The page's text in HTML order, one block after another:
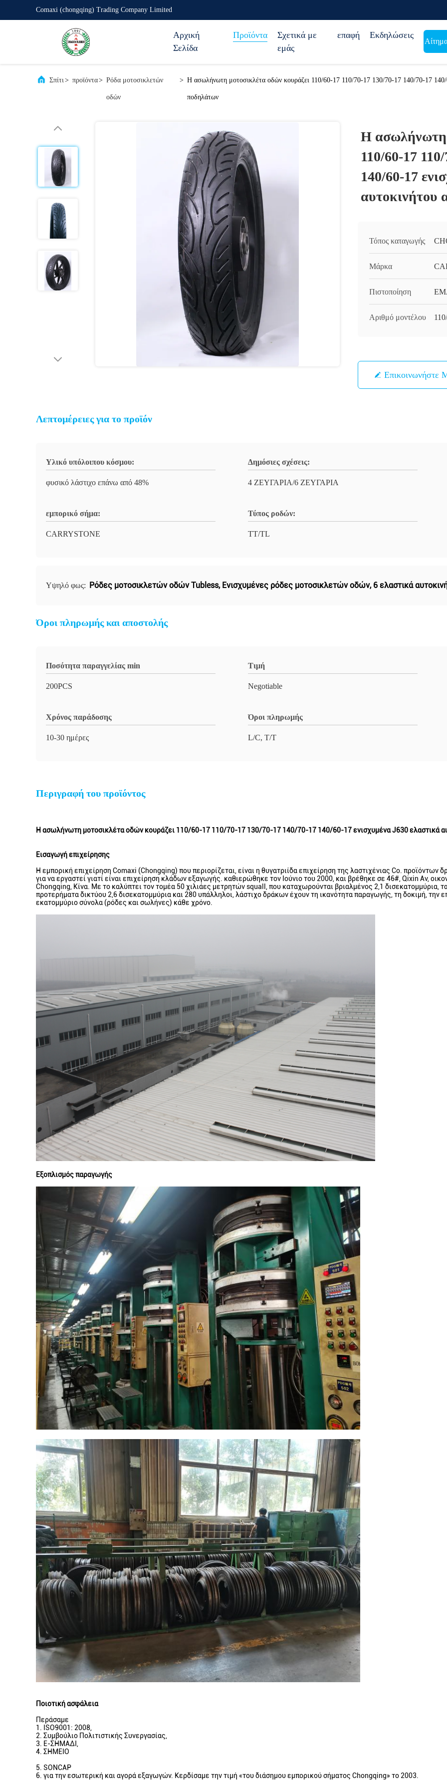
Αφήστε ένα μήνυμα
We bellen je snel terug!
υποβολή
Comaxi (chongqing) Trading Company Limited
Αρχική
Σελίδα
Προϊόντα
Σχετικά με
εμάς
επαφή Εκδηλώσεις
Σπίτι> προϊόντα> Ρόδα μοτοσικλετών
οδών
> Η ασωλήνωτη μοτοσικλέτα οδών κουράζει 110/60-17 110/70-17 130/70-17 140/70-17 140/
ποδηλάτων
Η ασωλήνωτη
110/60-17
140/60-17
αυτοκινήτου
Τόπος καταγωγής
Μάρκα
Πιστοποίηση
Αριθμό μοντέλου
Επικοινωνήστε
Λεπτομέρειες για το προϊόν
Υλικό υπόλοιπου κόσμου:
φυσικό λάστιχο επάνω από 48%
Δημόσιες σχέσεις:
4 ΖΕΥΓΑΡΙΑ/6 ΖΕΥΓΑΡΙΑ
εμπορικό σήμα:
CARRYSTONE
Τύπος ροδών:
TT/TL
Υψηλό φως: Ρόδες μοτοσικλετών οδών Tubless, Ενισχυμένες ρόδες μοτοσικλετών οδών, 6 ελαστικά
Όροι πληρωμής και αποστολής
Ποσότητα παραγγελίας min
200PCS
Τιμή
Negotiable
Χρόνος παράδοσης
10-30 ημέρες
Όροι πληρωμής
L/C, T/T
Περιγραφή του προϊόντος
Η ασωλήνωτη μοτοσικλέτα οδών κουράζει 110/60-17 110/70-17 130/70-17 140/70-17 140/60-17 ενισχυμένα J630 ελαστικά
Εισαγωγή επιχείρησης
Η εμπορική επιχείρηση Comaxi (Chongqing) που περιορίζεται, είναι η θυγατριίδα επιχείρηση της λαστιχένιας Co.
για να εργαστεί γιατί είναι επιχείρηση κλάδων εξαγωγής. καθιερώθηκε τον Ιούνιο του 2000, και βρέθηκε σε 46#, Qixin Av,
Chongqing, Κίνα. Με το καλύπτει τον τομέα 50 χιλιάες μετρητών squall, που καταχωρούνται βριαλμένος 2,1 δισεκατομμύρια,
προτερήματα δικτύου 2,6 δισεκατομμύρια και 280 υπάλληλοι, λάστιχο δράκων έχουν τη ικανότητα παραγωγής, τη δοκιμή, την
εκατομμύριο σύνολα (ρόδες και σωλήνες) κάθε χρόνο.
Εξοπλισμός παραγωγής
Ποιοτική ασφάλεια
Περάσαμε
1. ISO9001: 2008,
2. Συμβούλιο Πολιτιστικής Συνεργασίας,
3. Ε-ΣΗΜΑΔΙ,
4. ΣΗΜΕΙΟ
5. SONCAP
6. για την εσωτερική και αγορά εξαγωγών. Κερδίσαμε την τιμή «του διάσημου εμπορικού σήματος Chongqing» το 2003.